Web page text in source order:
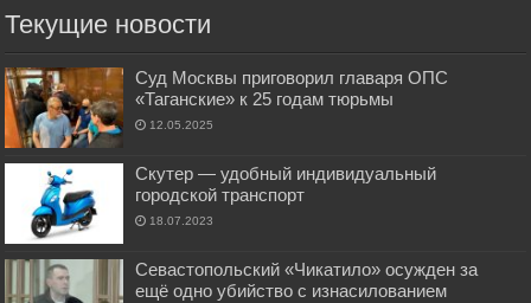
Текущие новости
Суд Москвы приговорил главаря ОПС
«Таганские» к 25 годам тюрьмы
12.05.2025
Скутер — удобный индивидуальный
городской транспорт
18.07.2023
Севастопольский «Чикатило» осужден за
ещё одно убийство с изнасилованием